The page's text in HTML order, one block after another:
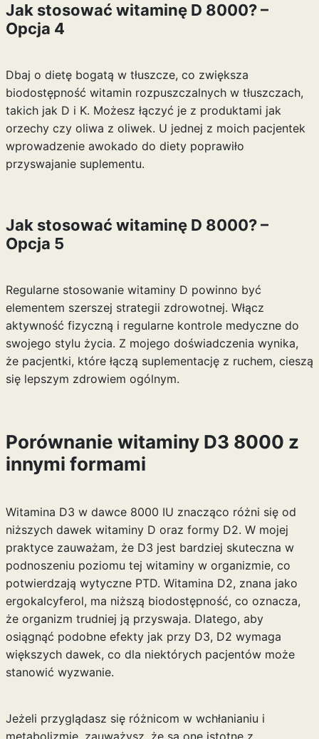
Jak stosować witaminę D 8000? –
Opcja 4
Dbaj o dietę bogatą w tłuszcze, co zwiększa
biodostępność witamin rozpuszczalnych w tłuszczach,
takich jak D i K. Możesz łączyć je z produktami jak
orzechy czy oliwa z oliwek. U jednej z moich pacjentek
wprowadzenie awokado do diety poprawiło
przyswajanie suplementu.
Jak stosować witaminę D 8000? –
Opcja 5
Regularne stosowanie witaminy D powinno być
elementem szerszej strategii zdrowotnej. Włącz
aktywność fizyczną i regularne kontrole medyczne do
swojego stylu życia. Z mojego doświadczenia wynika,
że pacjentki, które łączą suplementację z ruchem, cieszą
się lepszym zdrowiem ogólnym.
Porównanie witaminy D3 8000 z
innymi formami
Witamina D3 w dawce 8000 IU znacząco różni się od
niższych dawek witaminy D oraz formy D2. W mojej
praktyce zauważam, że D3 jest bardziej skuteczna w
podnoszeniu poziomu tej witaminy w organizmie, co
potwierdzają wytyczne PTD. Witamina D2, znana jako
ergokalcyferol, ma niższą biodostępność, co oznacza,
że organizm trudniej ją przyswaja. Dlatego, aby
osiągnąć podobne efekty jak przy D3, D2 wymaga
większych dawek, co dla niektórych pacjentów może
stanowić wyzwanie.
Jeżeli przyglądasz się różnicom w wchłanianiu i
metabolizmie, zauważysz, że są one istotne z